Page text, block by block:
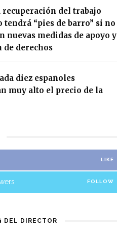
recuperación del trabajo
tendrá “pies de barro” si no
nuevas medidas de apoyo y
de derechos
diez españoles
muy alto el precio de la
LIKE
FOLLOW
DEL DIRECTOR